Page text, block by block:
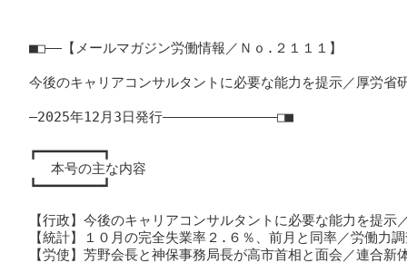
■□――【メールマガジン労働情報／Ｎｏ.２１１１】
今後のキャリアコンサルタントに必要な能力を提示／厚労省
―2025年12月3日発行――――――――――――――□■
┏━━━━━━━━┓
本号の主な内容
┗━━━━━━━━┛
【行政】今後のキャリアコンサルタントに必要な能力を提示
【統計】１０月の完全失業率２.６％、前月と同率／労働力
【労使】芳野会長と神保事務局長が高市首相と面会／連合新